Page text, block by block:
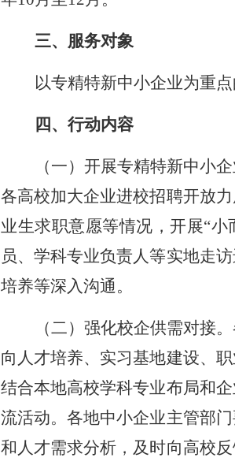
三、服务对象
以专精特新中小企业为重
四、行动内容
（一）开展专精特新中小
各高校加大企业进校招聘开放
业生求职意愿等情况，开展“
员、学科专业负责人等实地走
培养等深入沟通。
（二）强化校企供需对接
向人才培养、实习基地建设、
结合本地高校学科专业布局和
流活动。各地中小企业主管部
和人才需求分析，及时向高校